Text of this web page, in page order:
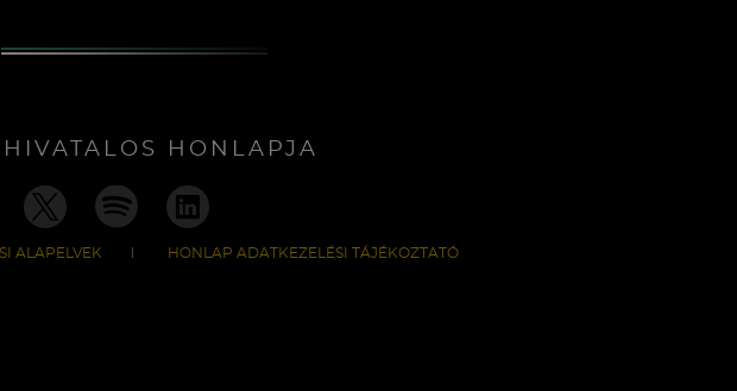
HONLAPJA
ALAPELVEK HONLAP ADATKEZELÉSI TÁJÉKOZTATÓ